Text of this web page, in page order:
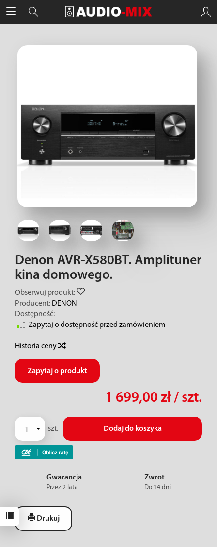
Denon AVR-X580BT. Amplituner
kina domowego.
Obserwuj produkt:
Producent: DENON
Dostępność:
Zapytaj o dostępność przed zamówieniem
Historia ceny
Zapytaj o produkt
1 699,00 zł / szt.
szt. Dodaj do koszyka
Gwarancja
Przez 2 lata
Zwrot
Do 14 dni
Drukuj